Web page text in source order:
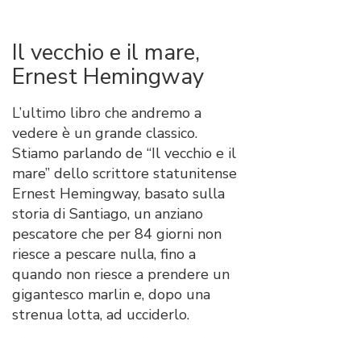
Il vecchio e il mare,
Ernest Hemingway
L’ultimo libro che andremo a
vedere è un grande classico.
Stiamo parlando de “Il vecchio e il
mare” dello scrittore statunitense
Ernest Hemingway, basato sulla
storia di Santiago, un anziano
pescatore che per 84 giorni non
riesce a pescare nulla, fino a
quando non riesce a prendere un
gigantesco marlin e, dopo una
strenua lotta, ad ucciderlo.